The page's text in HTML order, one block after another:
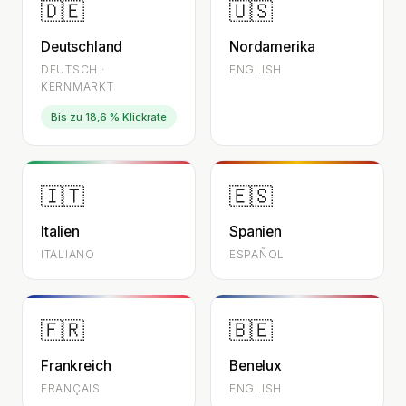
🇩🇪
Deutschland
DEUTSCH ·
KERNMARKT
Bis zu 18,6 % Klickrate
🇺🇸
Nordamerika
ENGLISH
🇮🇹
Italien
ITALIANO
🇪🇸
Spanien
ESPAÑOL
🇫🇷
Frankreich
FRANÇAIS
🇧🇪
Benelux
ENGLISH